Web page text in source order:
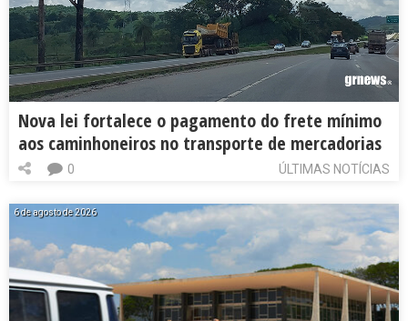
Nova lei fortalece o pagamento do frete mínimo
aos caminhoneiros no transporte de mercadorias
ÚLTIMAS NOTÍCIAS
0
6 de agosto de 2026